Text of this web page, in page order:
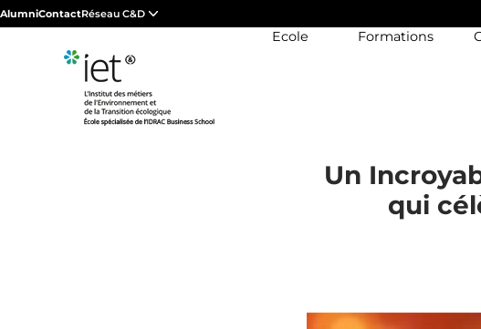
AlumniContactRéseau C&D
Ecole Formations
Un
qui